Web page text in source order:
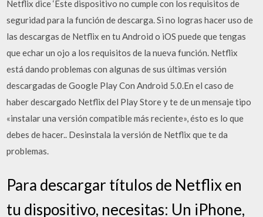
Netflix dice ‘Este dispositivo no cumple con los requisitos de
seguridad para la función de descarga. Si no logras hacer uso de
las descargas de Netflix en tu Android o iOS puede que tengas
que echar un ojo a los requisitos de la nueva función. Netflix
está dando problemas con algunas de sus últimas versión
descargadas de Google Play Con Android 5.0.En el caso de
haber descargado Netflix del Play Store y te de un mensaje tipo
«instalar una versión compatible más reciente», ésto es lo que
debes de hacer.. Desinstala la versión de Netflix que te da
problemas.
Para descargar títulos de Netflix en
tu dispositivo, necesitas: Un iPhone,